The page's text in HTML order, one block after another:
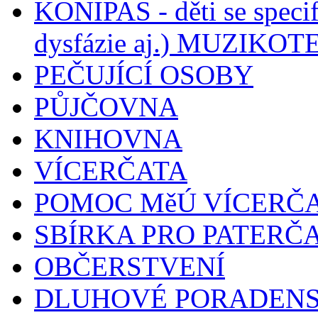
KONIPAS - děti se
dysfázie aj.)
PEČUJÍCÍ OSOBY
PŮJČOVNA
KNIHOVNA
VÍCERČATA
POMOC MěÚ
SBÍRKA PRO
OBČERSTVENÍ
DLUHOVÉ